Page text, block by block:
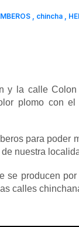
chincha
y la calle
plomo con
para poder
nuestra
producen
calles